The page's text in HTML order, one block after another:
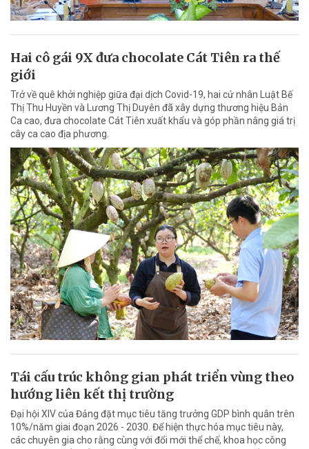
Hai cô gái 9X đưa chocolate Cát Tiên ra thế
giới
Trở về quê khởi nghiệp giữa đại dịch Covid-19, hai cử nhân Luật Bế
Thị Thu Huyền và Lương Thị Duyên đã xây dựng thương hiệu Bản
Ca cao, đưa chocolate Cát Tiên xuất khẩu và góp phần nâng giá trị
cây ca cao địa phương.
Tái cấu trúc không gian phát triển vùng theo
hướng liên kết thị trường
Đại hội XIV của Đảng đặt mục tiêu tăng trưởng GDP bình quân trên
10%/năm giai đoạn 2026 - 2030. Để hiện thực hóa mục tiêu này,
các chuyên gia cho rằng cùng với đổi mới thể chế, khoa học công